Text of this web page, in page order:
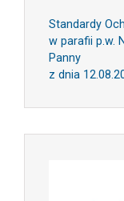
Standardy
w parafii p.w.
Panny
z dnia